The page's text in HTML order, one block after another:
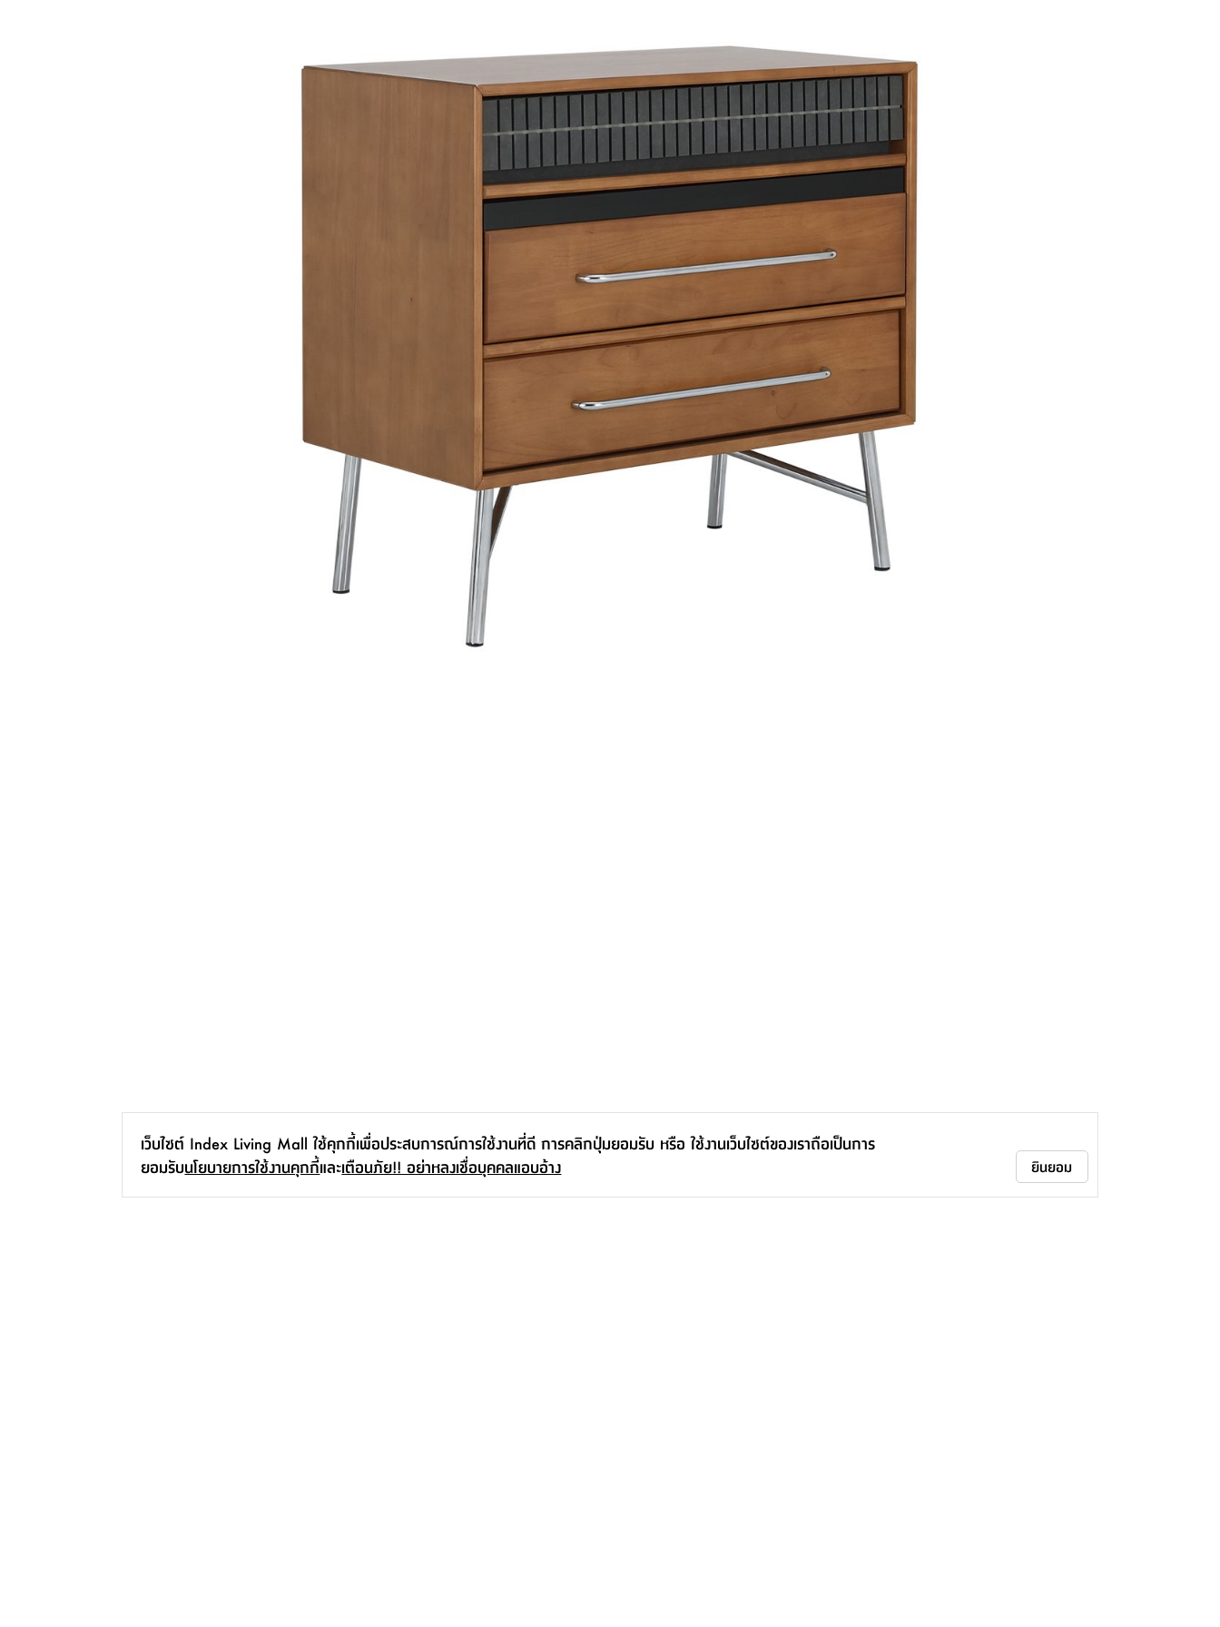
เว็บไซต์ Index Living Mall ใช้คุกกี้เพื่อประสบการณ์การใช้งานที่ดี การคลิกปุ่มยอมรับ หรือ ใช้งานเว็บไซต์ของเราถือเป็นการ
ยอมรับนโยบายการใช้งานคุกกี้และเตือนภัย!! อย่าหลงเชื่อบุคคลแอบอ้าง ยินยอม